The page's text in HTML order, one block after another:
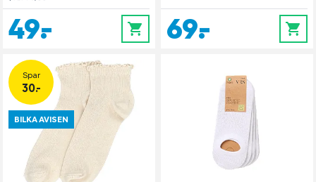
49,- 0 69,- 0
Spar
30.-
BILKA AVISEN